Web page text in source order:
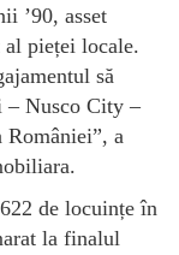
’90, asset
pieței locale.
să
– Nusco City –
României”, a
de locuințe în
la finalul